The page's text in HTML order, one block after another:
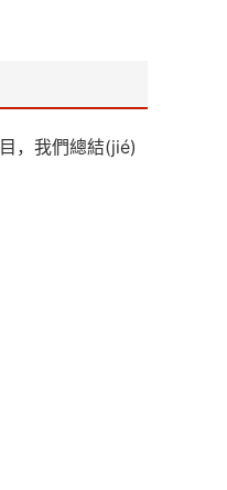
，我們總結(jié)